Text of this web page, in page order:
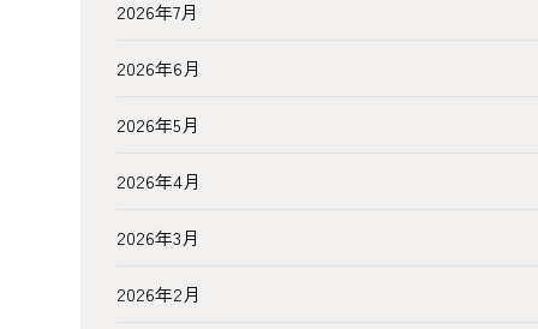
2026年7月
2026年6月
2026年5月
2026年4月
2026年3月
2026年2月